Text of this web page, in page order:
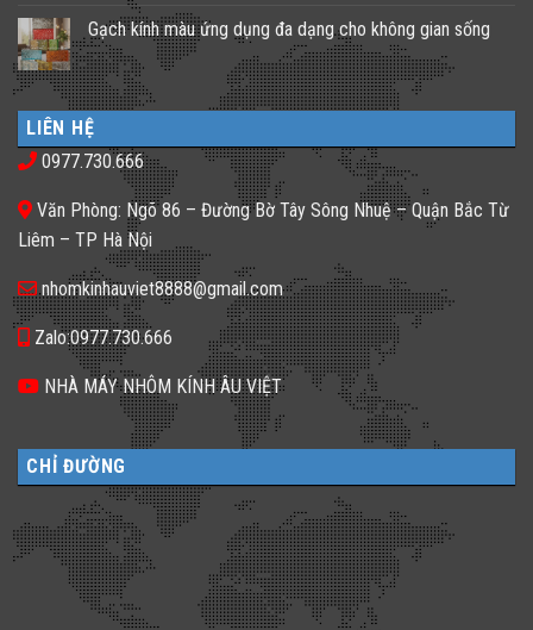
pháp
lấy
ánh
sáng
cho
nhà
phố
thiếu
sáng
tối
bình
luận
ở
𝐕𝐢̀
𝐒𝐚𝐨
𝐍𝐡𝐚̀
𝐇𝐚̀𝐧𝐠,
𝐊𝐡𝐚́𝐜𝐡
𝐒𝐚̣𝐧
𝐍𝐞̂𝐧
𝐂𝐡𝐨̣𝐧
𝐆𝐚̣𝐜𝐡
𝐊𝐢́𝐧𝐡
𝐓𝐫𝐨𝐧𝐠
𝐓𝐡𝐢𝐞̂́𝐭
𝐊𝐞̂́?
Gạch kính màu ứng dụng đa dạng cho không gian sống
Không
có
bình
luận
ở
Gạch
kính
màu
đa
dạng
cho
không
gian
sống
LIÊN HỆ
0977.730.666
Văn Phòng: Ngõ 86 – Đường Bờ Tây Sông Nhuệ – Quận Bắc Từ
Liêm – TP Hà Nội
nhomkinhauviet8888@gmail.com
Zalo:0977.730.666
NHÀ MÁY NHÔM KÍNH ÂU VIỆT
CHỈ ĐƯỜNG